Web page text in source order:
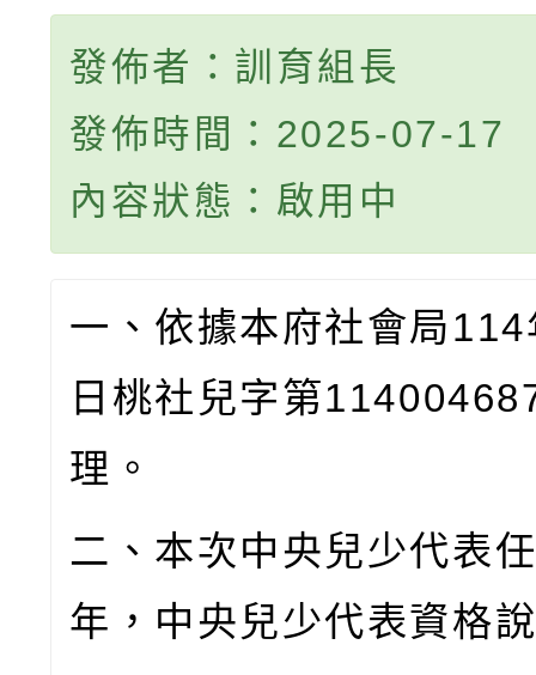
發佈者：訓育組長
發佈時間：2025-07-17
內容狀態：啟用中
一、依據本府社會局114
日桃社兒字第
理。
二、本次中央兒少代表
年，中央兒少代表資格